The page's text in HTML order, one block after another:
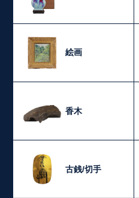
絵画
香木
古銭/切手